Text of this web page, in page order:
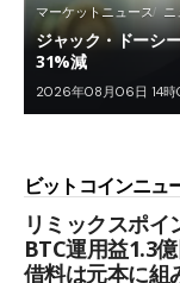
マーケットニュース ニ
ジャック・ドーシ
31%減
2026年08月06日 14時
ビットコインニュ
リミックスポイ
BTC運用益1.3
借料は元本に組